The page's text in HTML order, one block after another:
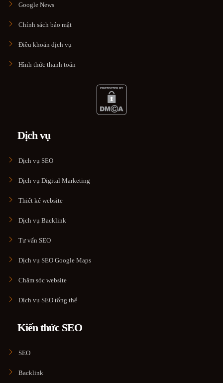
Google News
Chính sách bảo mật
Điều khoản dịch vụ
Hình thức thanh toán
Dịch vụ
Dịch vụ SEO
Dịch vụ Digital Marketing
Thiết kế website
Dịch vụ Backlink
Tư vấn SEO
Dịch vụ SEO Google Maps
Chăm sóc website
Dịch vụ SEO tổng thể
Kiến thức SEO
SEO
Backlink